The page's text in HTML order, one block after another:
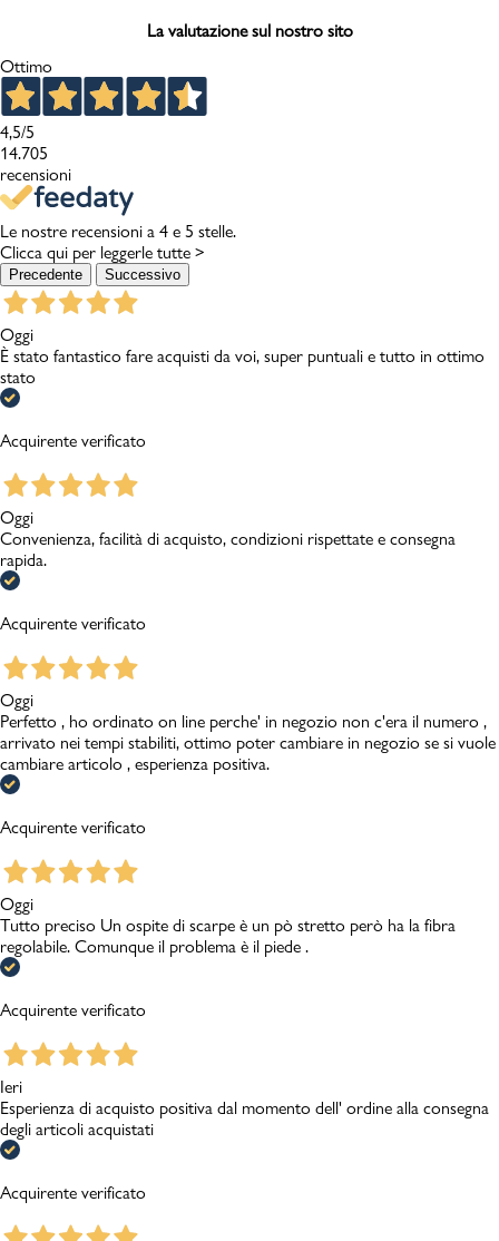
La valutazione sul nostro sito
Ottimo
4,5/5
14.705
recensioni
Le nostre recensioni a 4 e 5 stelle.
Clicca qui per leggerle tutte >
Precedente Successivo
Oggi
È stato fantastico fare acquisti da voi, super puntuali e tutto in ottimo
stato
Acquirente verificato
Oggi
Convenienza, facilità di acquisto, condizioni rispettate e consegna
rapida.
Acquirente verificato
Oggi
Perfetto , ho ordinato on line perche' in negozio non c'era il numero ,
arrivato nei tempi stabiliti, ottimo poter cambiare in negozio se si vuole
cambiare articolo , esperienza positiva.
Acquirente verificato
Oggi
Tutto preciso Un ospite di scarpe è un pò stretto però ha la fibra
regolabile. Comunque il problema è il piede .
Acquirente verificato
Ieri
Esperienza di acquisto positiva dal momento dell' ordine alla consegna
degli articoli acquistati
Acquirente verificato